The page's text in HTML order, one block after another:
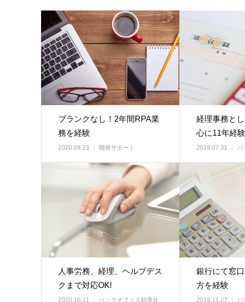
ブランクなし！2年間RPA業
務を経験
2020.09.23 開発サポート
経理事務と
心に11年経験
2019.07.31 バ
人事労務、経理、ヘルプデス
クまで対応OK!
2020.10.21 バックオフィス効率化
銀行にて窓
方を経験
2019.11.27 バ